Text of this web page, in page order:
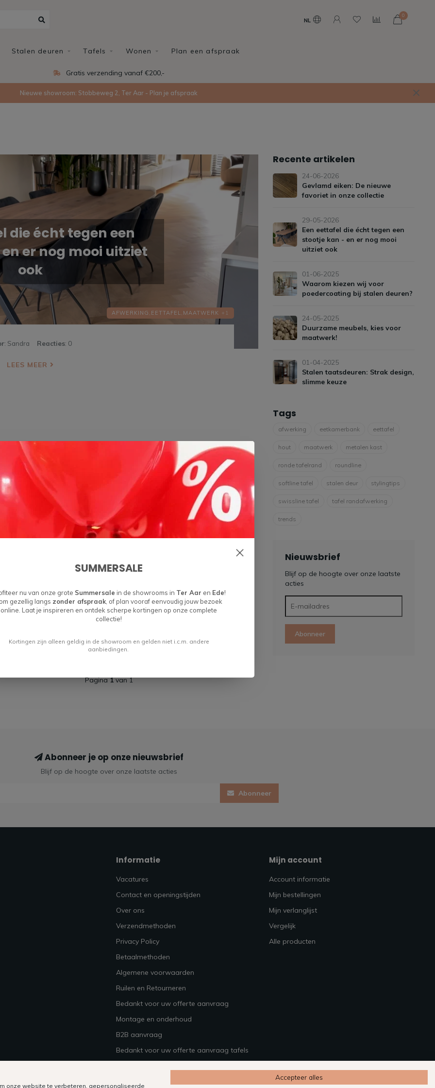
NL
0
Stalen deuren Tafels Wonen Plan een afspraak
Gratis verzending vanaf €200,-
Nieuwe showroom: Stobbeweg 2, Ter Aar - Plan je afspraak
die écht tegen een
er nog mooi uitziet
ook
AFWERKING, EETTAFEL, MAATWERK +1
: Sandra Reacties: 0
LEES MEER
Recente artikelen
24-06-2026
Gevlamd eiken: De nieuwe
favoriet in onze collectie
29-05-2026
Een eettafel die écht tegen een
stootje kan - en er nog mooi
uitziet ook
01-06-2025
Waarom kiezen wij voor
poedercoating bij stalen deuren?
24-05-2025
Duurzame meubels, kies voor
maatwerk!
01-04-2025
Stalen taatsdeuren: Strak design,
slimme keuze
Tags
afwerking eetkamerbank eettafel
hout maatwerk metalen kast
ronde tafelrand roundline
softline tafel stalen deur stylingtips
swissline tafel tafel randafwerking
trends
Nieuwsbrief
Blijf op de hoogte over onze laatste
acties
Abonneer
Pagina1van 1
Abonneer je op onze nieuwsbrief
Blijf op de hoogte over onze laatste acties
Abonneer
Informatie
Vacatures
Contact en openingstijden
Over ons
Verzendmethoden
Privacy Policy
Betaalmethoden
Algemene voorwaarden
Ruilen en Retourneren
Bedankt voor uw offerte aanvraag
Montage en onderhoud
B2B aanvraag
Bedankt voor uw offerte aanvraag tafels
Mijn account
Account informatie
Mijn bestellingen
Mijn verlanglijst
Vergelijk
Alle producten
SUMMERSALE
nu van onze grote Summersale in de showrooms in Ter Aar en Ede!
gezellig langs zonder afspraak , of plan vooraf eenvoudig jouw bezoek
online. Laat je inspireren en ontdek scherpe kortingen op onze complete
collectie!
Kortingen zijn alleen geldig in de showroom en gelden niet i.c.m. andere
aanbiedingen.
onze website te verbeteren, gepersonaliseerde
Accepteer alles